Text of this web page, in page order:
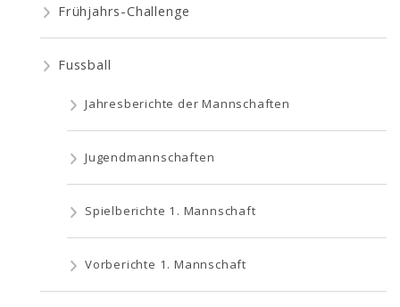
Frühjahrs-Challenge
Fussball
Jahresberichte der Mannschaften
Jugendmannschaften
Spielberichte 1. Mannschaft
Vorberichte 1. Mannschaft